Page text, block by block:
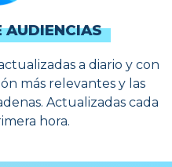
AUDIENCIAS
a diario y con
más relevantes y las
Actualizadas cada
hora.